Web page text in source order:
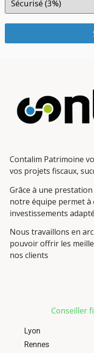
Contalim Patrimoine
vos projets fiscaux,
Grâce à une
notre équipe permet à
investissements
Nous travaillons en
pouvoir offrir les
nos clients
Conseiller
Lyon
Rennes